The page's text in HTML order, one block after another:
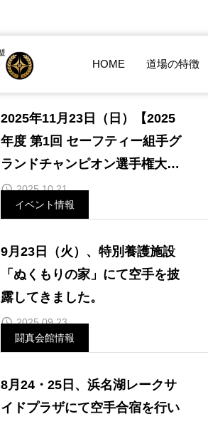
HOME 道場の特徴
闘真会館情報
2025年11月23日（日）【2025
年度 第1回 セーフティー組手グ
ランドチャンピオン選手権大
会】を開催
2025.10.21
イベント情報
9月23日（火）、特別養護施設
「ぬくもりの家」にて空手を披
露してきました。
2025.09.23
闘真会館情報
8月24・25日、浜名湖レークサ
イドプラザにて空手合宿を行い